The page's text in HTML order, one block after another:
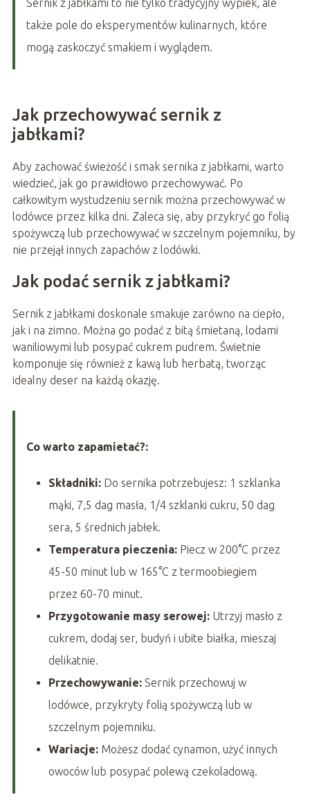
Sernik z jabłkami to nie tylko tradycyjny wypiek, ale
także pole do eksperymentów kulinarnych, które
mogą zaskoczyć smakiem i wyglądem.
Jak przechowywać sernik z
jabłkami?
Aby zachować świeżość i smak sernika z jabłkami, warto
wiedzieć, jak go prawidłowo przechowywać. Po
całkowitym wystudzeniu sernik można przechowywać w
lodówce przez kilka dni. Zaleca się, aby przykryć go folią
spożywczą lub przechowywać w szczelnym pojemniku, by
nie przejął innych zapachów z lodówki.
Jak podać sernik z jabłkami?
Sernik z jabłkami doskonale smakuje zarówno na ciepło,
jak i na zimno. Można go podać z bitą śmietaną, lodami
waniliowymi lub posypać cukrem pudrem. Świetnie
komponuje się również z kawą lub herbatą, tworząc
idealny deser na każdą okazję.
Co warto zapamietać?:
Składniki:Do sernika potrzebujesz: 1 szklanka
mąki, 7,5 dag masła, 1/4 szklanki cukru, 50 dag
sera, 5 średnich jabłek.
Temperatura pieczenia:Piecz w 200°C przez
45-50 minut lub w 165°C z termoobiegiem
przez 60-70 minut.
Przygotowanie masy serowej:Utrzyj masło z
cukrem, dodaj ser, budyń i ubite białka, mieszaj
delikatnie.
Przechowywanie:Sernik przechowuj w
lodówce, przykryty folią spożywczą lub w
szczelnym pojemniku.
Wariacje:Możesz dodać cynamon, użyć innych
owoców lub posypać polewą czekoladową.